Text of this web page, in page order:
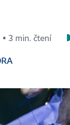
▪ 3 min. čtení